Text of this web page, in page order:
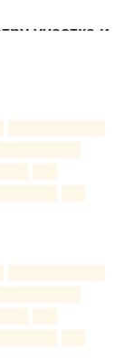
участка и
видами